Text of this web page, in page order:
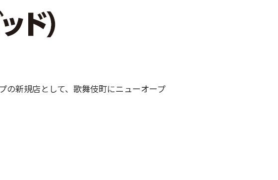
の新規店として、歌舞伎町にニューオープ